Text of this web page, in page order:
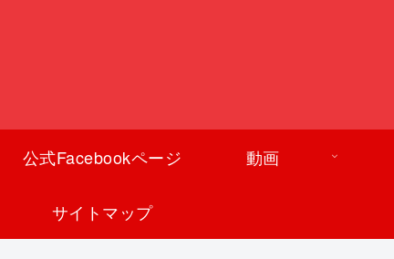
公式Facebookページ 動画
サイトマップ